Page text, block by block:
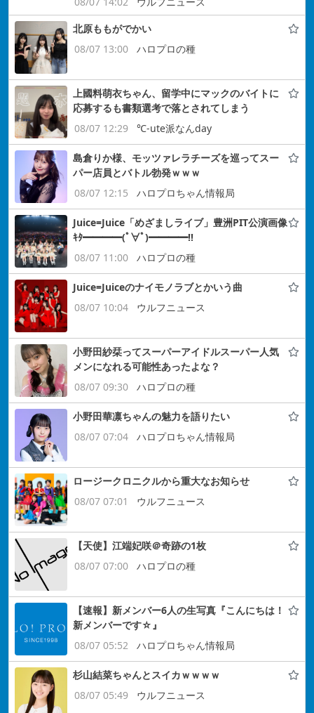
北原ももがでかい
08/07 13:00
ハロプロの種
上國料萌衣ちゃん、留学中にマックのバイトに
応募するも書類選考で落とされてしまう
08/07 12:29
℃-ute派なんday
島倉りか様、モッツァレラチーズを巡ってスー
パー店員とバトル勃発ｗｗｗ
08/07 12:15
ハロプロちゃん情報局
Juice=Juice「めざましライブ」豊洲PIT公演画像
ｷﾀ━━━━(ﾟ∀ﾟ)━━━━!!
08/07 11:00
ハロプロの種
Juice=Juiceのナイモノラブとかいう曲
08/07 10:04
ウルフニュース
小野田紗栞ってスーパーアイドルスーパー人気
メンになれる可能性あったよな？
08/07 09:30
ハロプロの種
小野田華凛ちゃんの魅力を語りたい
08/07 07:04
ハロプロちゃん情報局
ロージークロニクルから重大なお知らせ
08/07 07:01
ウルフニュース
【天使】江端妃咲＠奇跡の1枚
08/07 07:00
ハロプロの種
【速報】新メンバー6人の生写真『こんにちは！
新メンバーです☆』
08/07 05:52
ハロプロちゃん情報局
杉山結菜ちゃんとスイカｗｗｗｗ
08/07 05:49
ウルフニュース